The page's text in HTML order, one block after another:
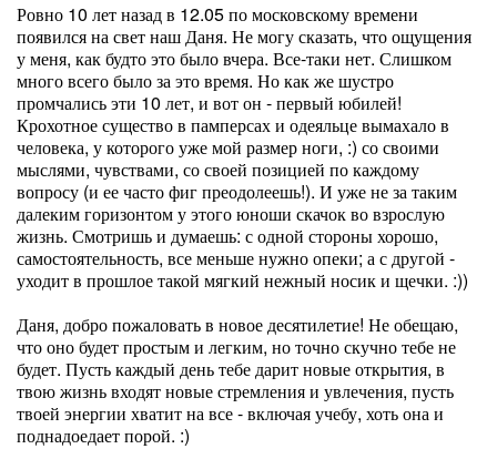
Ровно 10 лет назад в 12.05 по московскому времени
появился на свет наш Даня. Не могу сказать, что ощущения
у меня, как будто это было вчера. Все-таки нет. Слишком
много всего было за это время. Но как же шустро
промчались эти 10 лет, и вот он - первый юбилей!
Крохотное существо в памперсах и одеяльце вымахало в
человека, у которого уже мой размер ноги, :) со своими
мыслями, чувствами, со своей позицией по каждому
вопросу (и ее часто фиг преодолеешь!). И уже не за таким
далеким горизонтом у этого юноши скачок во взрослую
жизнь. Смотришь и думаешь: с одной стороны хорошо,
самостоятельность, все меньше нужно опеки; а с другой -
уходит в прошлое такой мягкий нежный носик и щечки. :))
Даня, добро пожаловать в новое десятилетие! Не обещаю,
что оно будет простым и легким, но точно скучно тебе не
будет. Пусть каждый день тебе дарит новые открытия, в
твою жизнь входят новые стремления и увлечения, пусть
твоей энергии хватит на все - включая учебу, хоть она и
поднадоедает порой. :)